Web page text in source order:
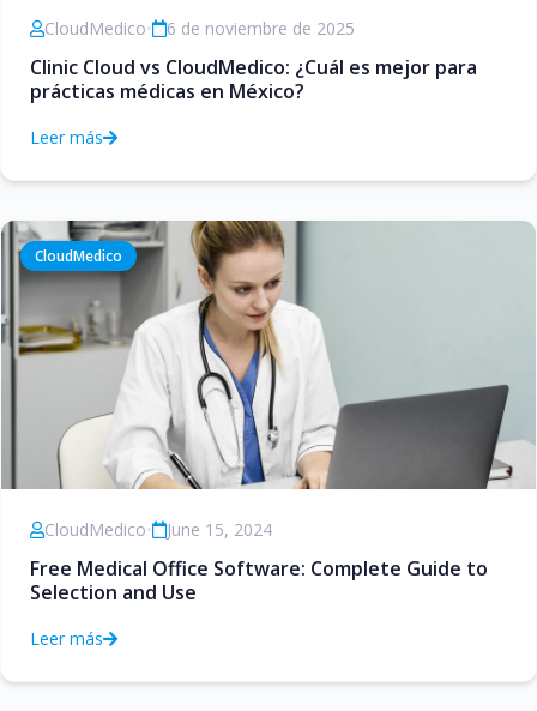
CloudMedico• 6 de noviembre de 2025
Clinic Cloud vs CloudMedico: ¿Cuál es mejor para
prácticas médicas en México?
Leer más
CloudMedico
CloudMedico• June 15, 2024
Free Medical Office Software: Complete Guide to
Selection and Use
Leer más